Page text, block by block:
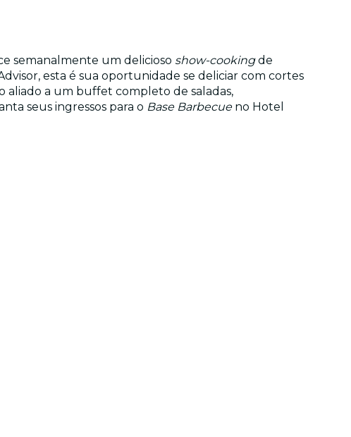
semanalmente um delicioso show-cookingde
esta é sua oportunidade se deliciar com cortes
aliado a um buffet completo de saladas,
seus ingressos para o Base Barbecue no Hotel